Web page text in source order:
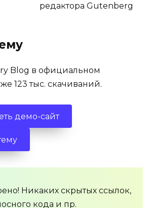
редактора Gutenberg
Blog в официальном
123 тыс. скачиваний.
демо-сайт
Никаких скрытых ссылок,
кода и пр.